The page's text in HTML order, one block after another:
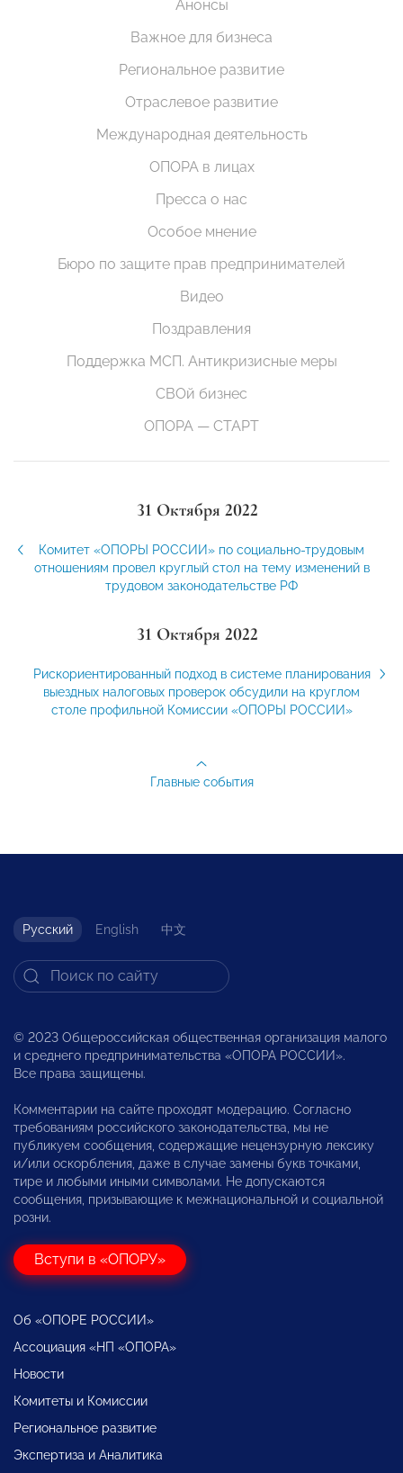
Анонсы
Важное для бизнеса
Региональное развитие
Отраслевое развитие
Международная деятельность
ОПОРА в лицах
Пресса о нас
Особое мнение
Бюро по защите прав предпринимателей
Видео
Поздравления
Поддержка МСП. Антикризисные меры
СВОй бизнес
ОПОРА — СТАРТ
31 Октября 2022
Комитет «ОПОРЫ РОССИИ» по социально-трудовым
отношениям провел круглый стол на тему изменений в
трудовом законодательстве РФ
31 Октября 2022
Рискориентированный подход в системе планирования
выездных налоговых проверок обсудили на круглом
столе профильной Комиссии «ОПОРЫ РОССИИ»
Главные события
Русский English 中文
© 2023 Общероссийская общественная организация малого
и среднего предпринимательства «ОПОРА РОССИИ».
Все права защищены.
Комментарии на сайте проходят модерацию. Согласно
требованиям российского законодательства, мы не
публикуем сообщения, содержащие нецензурную лексику
и/или оскорбления, даже в случае замены букв точками,
тире и любыми иными символами. Не допускаются
сообщения, призывающие к межнациональной и социальной
розни.
Вступи в «ОПОРУ»
Об «ОПОРЕ РОССИИ»
Ассоциация «НП «ОПОРА»
Новости
Комитеты и Комиссии
Региональное развитие
Экспертиза и Аналитика